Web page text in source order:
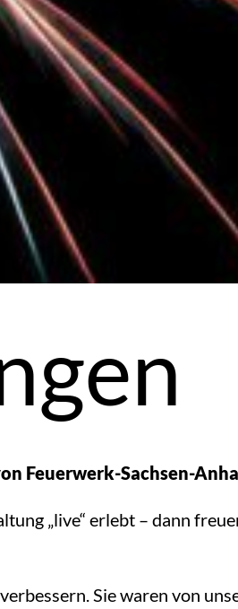
Feuerwerk-Sachsen-
„live“ erlebt – dann
Sie waren von